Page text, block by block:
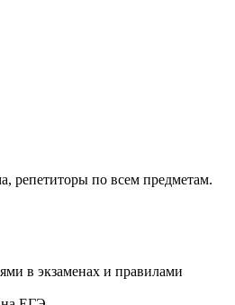
репетиторы по всем предметам.
в экзаменах и правилами